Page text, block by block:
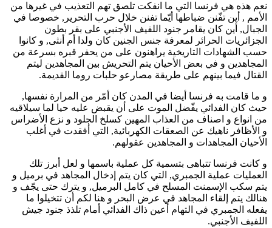
نعم هذه هي فرنسا التي ما انفكت تلصق تهم التعذيب في غيرها من
الأمم , أين تفّنن ضباطها أيّما تفنن خلال حرب التحرير, خصوصا في
الجبال, أين كان يقامر جنود اللفيف الأجنبي على بقر بطون
الجزائريات الحرائر لمعرفة جنس الجنين كان ولدا أم أنثى, و كانوا
حسب الشهادات التاريخية يراهنون على من يحفر قبره بسرعة من
المجاهدين و في بعض الأحيان يتم التحريش بين المجاهدين ليتم
القتال فيما بينهم على طريقة مصارعو حلبات روما القديمة.
و ما قامت به فرنسا أيضا في المدن كان أمّر من المرارة نفسها,
حيث كان الفدائي يفّضل الموت على أن يقبض عليه حيا لما سيلاقيه
من انواع و اصناف من العذاب المهين كسلخ الجلود و نزع الأضراس
و الأظافر ناهيك عن الصعقات الكهربائية, التي أفقدت في أغلب
الأحيان المجاهدات و المجاهدين عقولهم.
و كانت فرنسا تتباهى بتسمية كل عملية باسمها و لعل أبرز تلك
العمليات عملية الجمبري, التي كان يتم إدخال المجاهد في برميل و
يتم سكب الإسمنت المسلح في كامل البرميل, و يترك حتى يجّف و
هنالك يتم إلقاء المجاهد في عرض البحر و هنا لكم أن تتخيلوا ما
يفعله الجمبري في التهام أعين ذاك الفدائي أمام تلذذ جنود جيش
اللفيف الأجنبي.